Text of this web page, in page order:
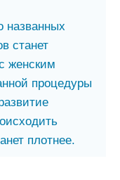
названных
станет
женским
процедуры
плотнее.